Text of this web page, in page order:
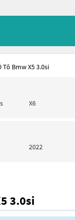
Tô Bmw X5 3.0si
X6
2022
3.0si